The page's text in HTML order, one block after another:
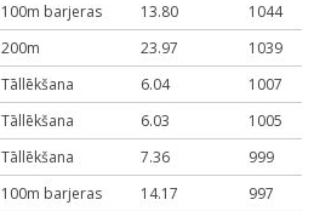
100m barjeras 13.80
1044
200m 23.97
1039
Tāllēkšana 6.04
1007
Tāllēkšana 6.03
1005
Tāllēkšana 7.36
999
100m barjeras 14.17
997